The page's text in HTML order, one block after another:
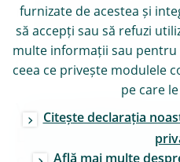
nivelul UE din 2025,
Autoritatea bancară
constituie o astfel de
Vulnerabilitate
Deficiențe la
furnizate de acestea și
să accepți sau să refuzi
multe informații sau pentru
ceea ce privește modulele
pe care
Citește declarația